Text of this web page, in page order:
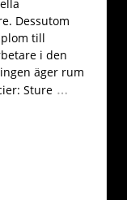
Dessutom
till
i den
äger rum
Sture …